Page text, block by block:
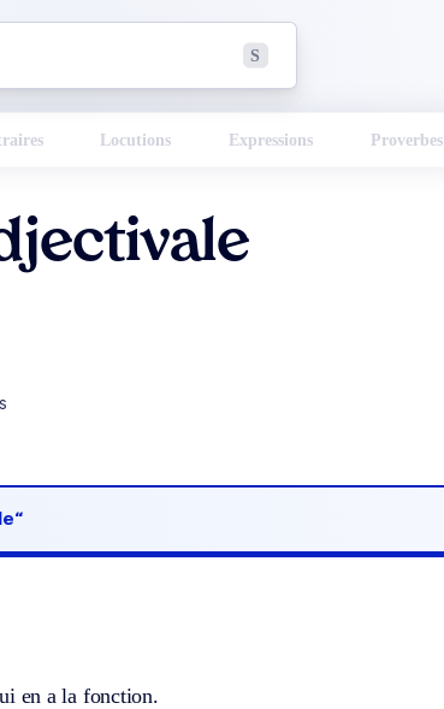
S
Locutions Expressions Proverbes
en a la fonction.